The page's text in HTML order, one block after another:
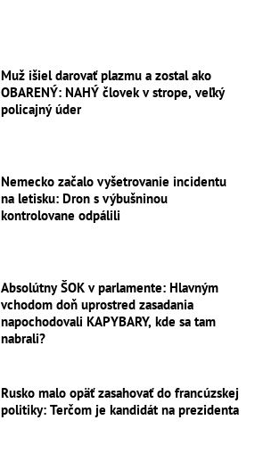
Muž išiel darovať plazmu a zostal ako
OBARENÝ: NAHÝ človek v strope, veľký
policajný úder
Nemecko začalo vyšetrovanie incidentu
na letisku: Dron s výbušninou
kontrolovane odpálili
Absolútny ŠOK v parlamente: Hlavným
vchodom doň uprostred zasadania
napochodovali KAPYBARY, kde sa tam
nabrali?
Rusko malo opäť zasahovať do francúzskej
politiky: Terčom je kandidát na prezidenta